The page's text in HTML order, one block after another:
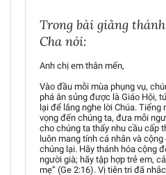
Trong bài giảng
Cha nói:
Anh chị em thân mến,
Vào đầu mỗi mùa phụng vụ,
phá ân sủng được là Giáo Hội,
lại để lắng nghe lời Chúa. Tiếng
vọng đến chúng ta, đưa mỗi
cho chúng ta thấy nhu cầu cấp
luôn mang tính cá nhân và cộng
chúng lại. Hãy thánh hóa cộng
người già; hãy tập hợp trẻ em,
mẹ” (Ge 2:16). Vị tiên tri đã